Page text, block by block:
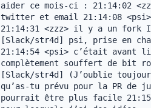
aider ce mois-ci : 21:14:02
twitter et email 21:14:08
21:14:31 <zzz> il y a un fork
[Slack/str4d] psi, prise en
21:14:54 <psi> c’était avant
complètement souffert de bit
[Slack/str4d] (J’oublie
qu’as-tu prévu pour la PR de
pourrait être plus facile